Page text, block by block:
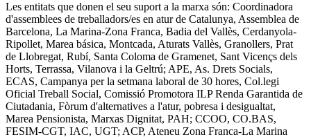
Les entitats que donen el seu suport a la marxa són: Coordinadora
d'assemblees de treballadors/es en atur de Catalunya, Assemblea de
Barcelona, La Marina-Zona Franca, Badia del Vallès, Cerdanyola-
Ripollet, Marea básica, Montcada, Aturats Vallès, Granollers, Prat
de Llobregat, Rubí, Santa Coloma de Gramenet, Sant Vicençs dels
Horts, Terrassa, Vilanova i la Geltrú; APE, As. Drets Socials,
ECAS, Campanya per la setmana laboral de 30 hores, Col.legi
Oficial Treball Social, Comissió Promotora ILP Renda Garantida de
Ciutadania, Fòrum d'alternatives a l'atur, pobresa i desigualtat,
Marea Pensionista, Marxas Dignitat, PAH; CCOO, CO.BAS,
FESIM-CGT, IAC, UGT; ACP, Ateneu Zona Franca-La Marina